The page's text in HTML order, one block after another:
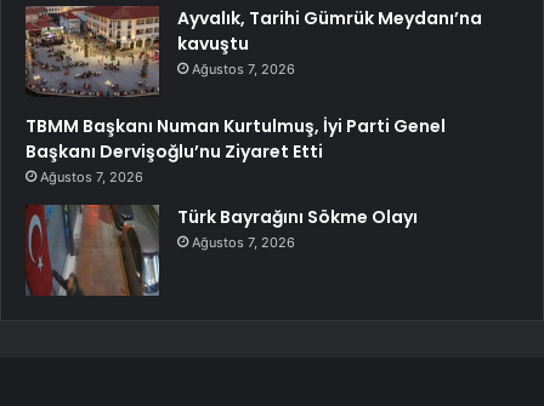
Ayvalık, Tarihi Gümrük Meydanı’na
kavuştu
Ağustos 7, 2026
TBMM Başkanı Numan Kurtulmuş, İyi Parti Genel
Başkanı Dervişoğlu’nu Ziyaret Etti
Ağustos 7, 2026
Türk Bayrağını Sökme Olayı
Ağustos 7, 2026